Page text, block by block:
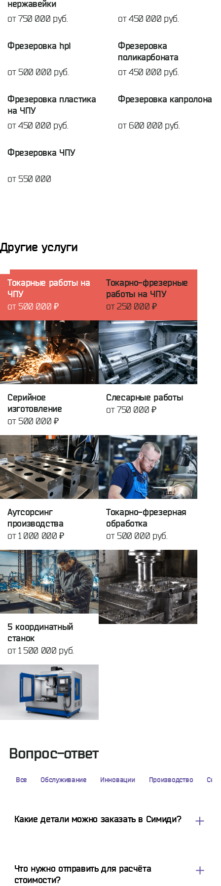
нержавейки
от 750 000 руб.
от 450 000 руб.
Фрезеровка hpl
от 500 000 руб.
Фрезеровка
поликарбоната
от 450 000 руб.
Фрезеровка пластика
на ЧПУ
от 450 000 руб.
Фрезеровка капролона
от 600 000 руб.
Фрезеровка ЧПУ
от 550 000
Другие услуги
Токарные работы на
ЧПУ
от 500 000 ₽
Токарно-фрезерные
работы на ЧПУ
от 250 000 ₽
Серийное
изготовление
от 500 000 ₽
Слесарные работы
от 750 000 ₽
Аутсорсинг
производства
от 1 000 000 ₽
Токарно-фрезерная
обработка
от 500 000 руб.
5 координатный
станок
от 1 500 000 руб.
Вопрос-ответ
Все Обслуживание Инновации Производство
Какие детали можно заказать в Симиди?
осевые и дополнительные операции для промышленных
предприятий.
Что нужно отправить для расчёта
стоимости?